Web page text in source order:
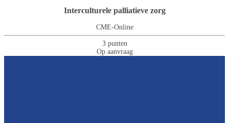
Interculturele palliatieve zorg
CME-Online
3 punten
Op aanvraag